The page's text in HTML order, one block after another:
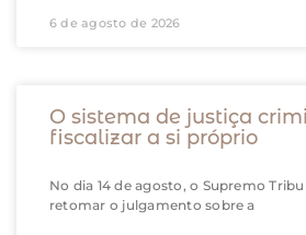
6 de agosto de 2026
O sistema de justiça
fiscalizar a si próprio
No dia 14 de agosto, o Supremo
retomar o julgamento sobre a